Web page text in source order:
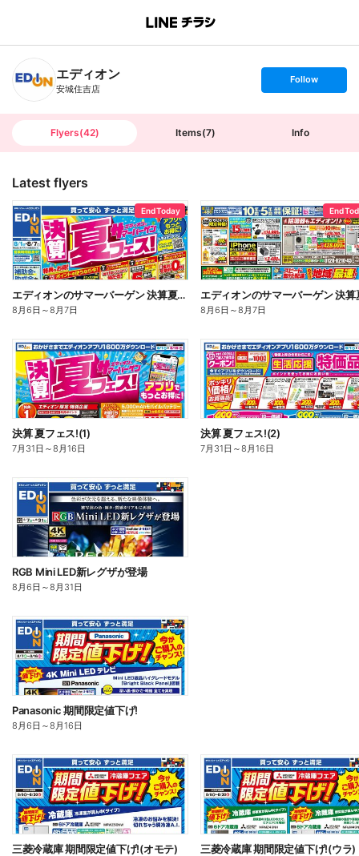
B
n
c
h
T
エディオン
安城住吉店
s
t
o
Follow
Flyers(42) Items(7) Info
Latest flyers
End Today
エディオンのサマーバーゲン 決算夏フェス(オモテ)
8月6日 ～8月7日
End
8月6日 ～8月7日
決算 夏フェス!(1)
7月31日 ～8月16日
決算 夏フェス!(2)
7月31日 ～8月16日
RGB Mini LED新レグザが登場
8月6日 ～8月31日
Panasonic 期間限定値下げ!
8月6日 ～8月16日
三菱冷蔵庫 期間限定値下げ!(オモテ) 三菱冷蔵庫 期間限定値下げ!(ウラ)